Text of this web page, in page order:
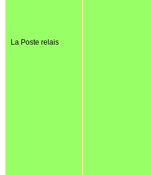
La Poste relais